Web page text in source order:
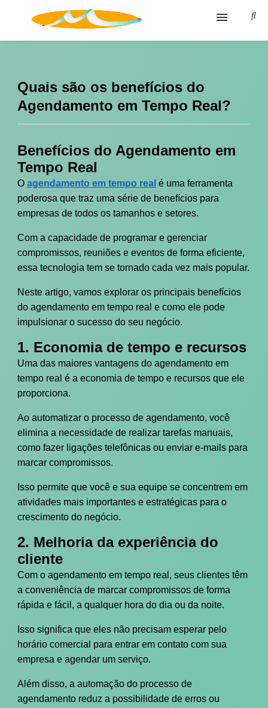
Glossário
Política de privacidade
Quais são os benefícios do
Agendamento em Tempo Real?
Benefícios do Agendamento em
Tempo Real
O agendamento em tempo real é uma ferramenta
poderosa que traz uma série de benefícios para
empresas de todos os tamanhos e setores.
Com a capacidade de programar e gerenciar
compromissos, reuniões e eventos de forma eficiente,
essa tecnologia tem se tornado cada vez mais popular.
Neste artigo, vamos explorar os principais benefícios
do agendamento em tempo real e como ele pode
impulsionar o sucesso do seu negócio.
1. Economia de tempo e recursos
Uma das maiores vantagens do agendamento em
tempo real é a economia de tempo e recursos que ele
proporciona.
Ao automatizar o processo de agendamento, você
elimina a necessidade de realizar tarefas manuais,
como fazer ligações telefônicas ou enviar e-mails para
marcar compromissos.
Isso permite que você e sua equipe se concentrem em
atividades mais importantes e estratégicas para o
crescimento do negócio.
2. Melhoria da experiência do
cliente
Com o agendamento em tempo real, seus clientes têm
a conveniência de marcar compromissos de forma
rápida e fácil, a qualquer hora do dia ou da noite.
Isso significa que eles não precisam esperar pelo
horário comercial para entrar em contato com sua
empresa e agendar um serviço.
Além disso, a automação do processo de
agendamento reduz a possibilidade de erros ou